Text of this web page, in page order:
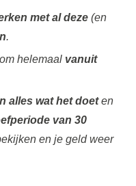
met al deze(en
.
helemaalvanuit
alles wat het doeten
van 30
en je geld weer